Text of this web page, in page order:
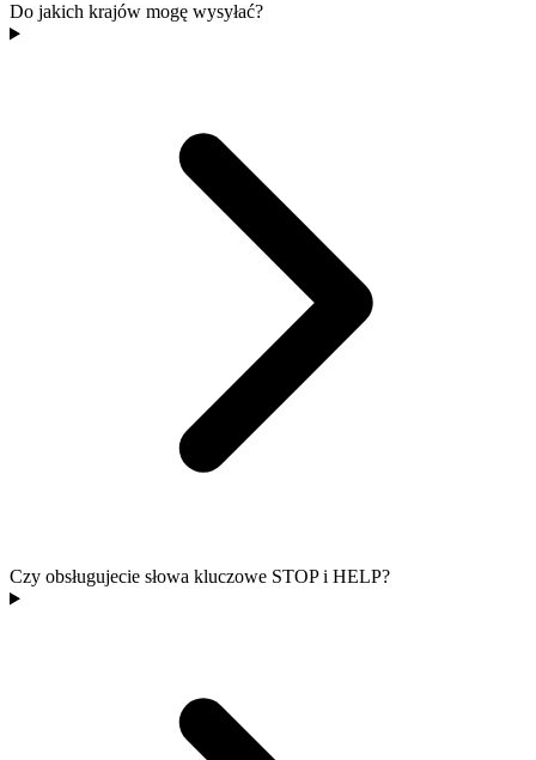
Do jakich krajów mogę wysyłać?
Czy obsługujecie słowa kluczowe STOP i HELP?